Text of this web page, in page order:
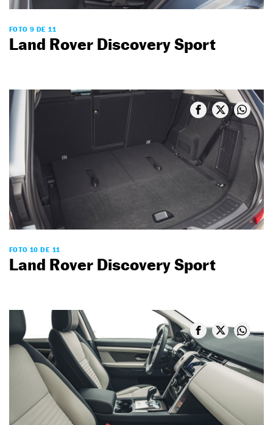
FOTO 9 DE 11
Land Rover Discovery Sport
FOTO 10 DE 11
Land Rover Discovery Sport